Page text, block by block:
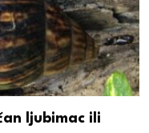
ljubimac ili